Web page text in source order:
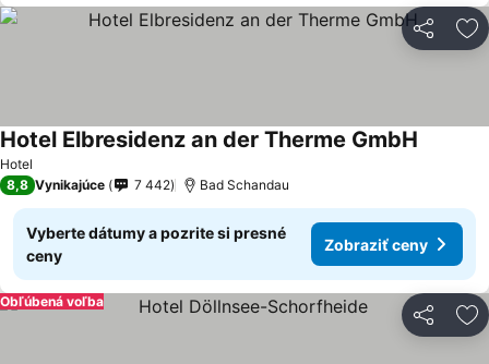
Zdieľať
Hotel
Hotel Elbresidenz an der Therme GmbH
8,8 Vynikajúce 7 442 Bad Schandau
Vyberte dátumy a pozrite si presné
ceny
Zobraziť ceny
Zdieľať
Obľúbená voľba